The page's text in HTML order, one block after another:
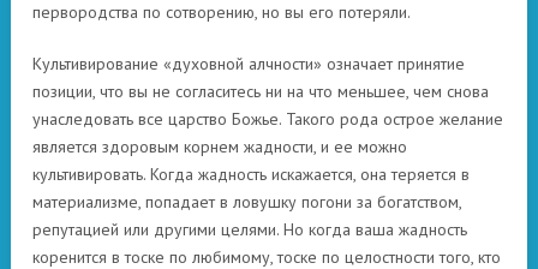
первородства по сотворению, но вы его потеряли.
Культивирование «духовной алчности» означает принятие
позиции, что вы не согласитесь ни на что меньшее, чем снова
унаследовать все царство Божье. Такого рода острое желание
является здоровым корнем жадности, и ее можно
культивировать. Когда жадность искажается, она теряется в
материализме, попадает в ловушку погони за богатством,
репутацией или другими целями. Но когда ваша жадность
коренится в тоске по любимому, тоске по целостности того, кто